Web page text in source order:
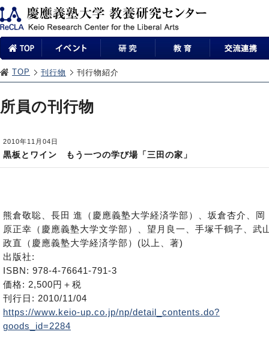
TOP 刊行物 刊行物紹介
所員の刊行物
2010年11月04日
黒板とワイン もう一つの学び場「三田の家」
熊倉敬聡、長田 進（慶應義塾大学経済学部）、坂倉杏介、岡
原正幸（慶應義塾大学文学部）、望月良一、手塚千鶴子、武
政直（慶應義塾大学経済学部）(以上、著)
出版社:
ISBN: 978-4-76641-791-3
価格: 2,500円＋税
刊行日: 2010/11/04
https://www.keio-up.co.jp/np/detail_contents.do?
goods_id=2284